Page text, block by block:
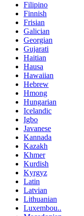
Filipino
Finnish
Frisian
Galician
Georgian
Gujarati
Haitian
Hausa
Hawaiian
Hebrew
Hmong
Hungarian
Icelandic
Igbo
Javanese
Kannada
Kazakh
Khmer
Kurdish
Kyrgyz
Latin
Latvian
Lithuanian
Luxembou..